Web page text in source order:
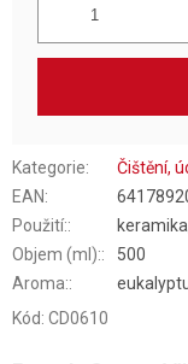
Kategorie:
Čištění,
EAN:
Použití::
Objem (ml)::
500
Aroma::
Kód: CD0610